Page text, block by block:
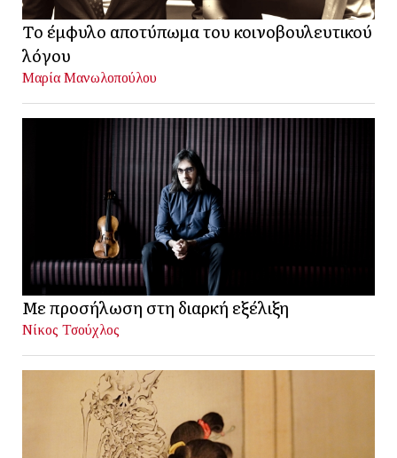
Το έμφυλο αποτύπωμα του κοινοβουλευτικού
λόγου
Μαρία Μανωλοπούλου
Με προσήλωση στη διαρκή εξέλιξη
Νίκος Τσούχλος